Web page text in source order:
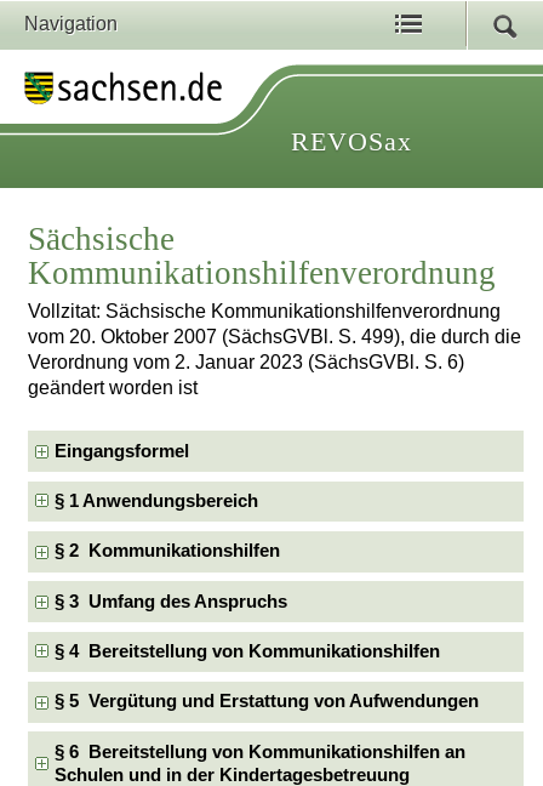
Navigation
REVOSax
Sächsische
Kommunikationshilfenverordnung
Vollzitat: Sächsische Kommunikationshilfenverordnung
vom 20. Oktober 2007 (SächsGVBl. S. 499), die durch die
Verordnung vom 2. Januar 2023 (SächsGVBl. S. 6)
geändert worden ist
Eingangsformel
§ 1 Anwendungsbereich
§ 2 Kommunikationshilfen
§ 3 Umfang des Anspruchs
§ 4 Bereitstellung von Kommunikationshilfen
§ 5 Vergütung und Erstattung von Aufwendungen
§ 6 Bereitstellung von Kommunikationshilfen an
Schulen und in der Kindertagesbetreuung